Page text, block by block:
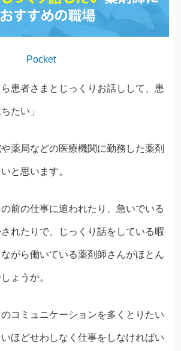
Pocket
ら患者さまとじっくりお話しして、患
たい」
薬局などの医療機関に勤務した薬剤
と思います。
前の仕事に追われたり、急いでいる
れたりで、じっくり話をしている暇
がら働いている薬剤師さんがほとん
ょうか。
コミュニケーションを多くとりたい
ほどせわしなく仕事をしなければい